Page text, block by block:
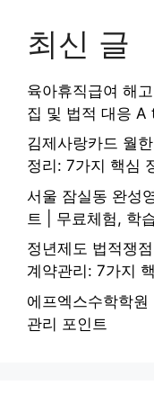
최신 글
육아휴직급여 해
집 및 법적 대응 A
김제사랑카드 월
정리: 7가지 핵심
서울 잠실동 완성
트 | 무료체험, 학
정년제도 법적쟁
계약관리: 7가지
에프엑스수학학
관리 포인트